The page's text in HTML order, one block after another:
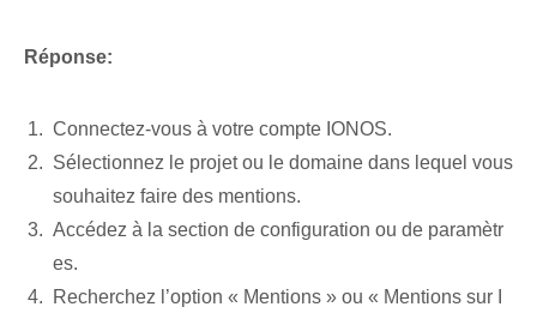
Réponse:
Connectez-vous à votre compte IONOS.
Sélectionnez le projet ou le domaine dans lequel vous
souhaitez faire des mentions.
Accédez à la section de configuration ou de paramètr
es.
Recherchez l’option « Mentions » ou « Mentions sur I